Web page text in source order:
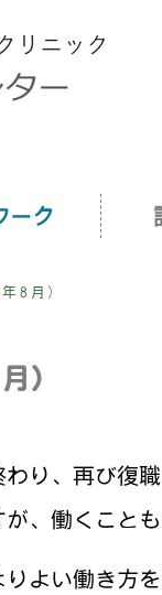
ーク
８月）
）
り、再び復
、働くこと
よい働き方